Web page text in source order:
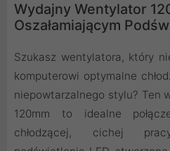
Wydajny Wentylator
Oszałamiającym
Szukasz wentylatora, który
komputerowi optymalne
niepowtarzalnego stylu? Ten
120mm to idealne
chłodzącej, cichej